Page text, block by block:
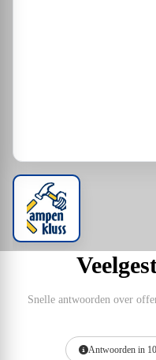
Snelle antwoorden over
Antwoorden in